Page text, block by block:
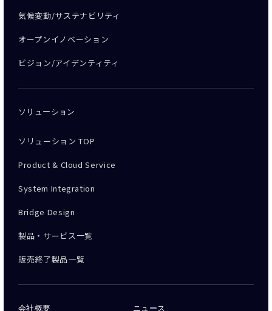
気候変動/サステナビリティ
オープンイノベーション
ビジョン/アイデンティティ
ソリューション
ソリューション TOP
Product & Cloud Service
System Integration
Bridge Design
製品・サービス一覧
販売終了製品一覧
会社概要 ニュース